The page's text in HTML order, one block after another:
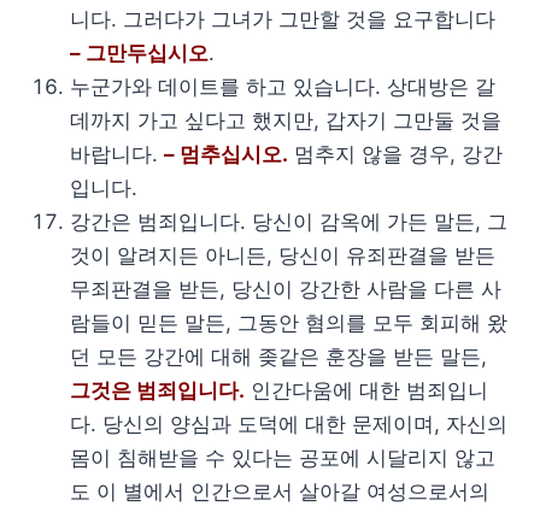
니다. 그러다가 그녀가 그만할 것을 요구합니다
– 그만두십시오.
누군가와 데이트를 하고 있습니다. 상대방은 갈
데까지 가고 싶다고 했지만, 갑자기 그만둘 것을
바랍니다. – 멈추십시오. 멈추지 않을 경우, 강간
입니다.
강간은 범죄입니다. 당신이 감옥에 가든 말든, 그
것이 알려지든 아니든, 당신이 유죄판결을 받든
무죄판결을 받든, 당신이 강간한 사람을 다른 사
람들이 믿든 말든, 그동안 혐의를 모두 회피해 왔
던 모든 강간에 대해 좆같은 훈장을 받든 말든,
그것은 범죄입니다. 인간다움에 대한 범죄입니
다. 당신의 양심과 도덕에 대한 문제이며, 자신의
몸이 침해받을 수 있다는 공포에 시달리지 않고
도 이 별에서 인간으로서 살아갈 여성으로서의